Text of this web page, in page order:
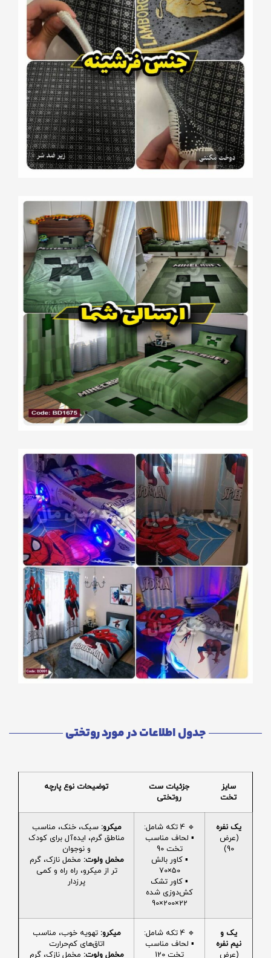
جدول اطلاعات در مورد روتختی
سایز
تخت
جزئیات ست
روتختی
توضیحات نوع پارچه
یک نفره
(عرض
90)
🔹 4 تکه شامل:
▪️ لحاف مناسب
تخت 90
▪️ کاور بالش
50×70
▪️ کاور تشک
کش‌دوزی شده
22×200×90
میکرو: سبک، خنک، مناسب
مناطق گرم، ایده‌آل برای کودک
و نوجوان
مخمل ولوت: مخمل نازک، گرم
تر از میکرو، راه راه و کمی
پرزدار
یک و
نیم نفره
(عرض
🔹 4 تکه شامل:
▪️ لحاف مناسب
تخت 120
میکرو: تهویه خوب، مناسب
اتاق‌های کم‌حرارت
مخمل ولوت: مخمل نازک، گرم